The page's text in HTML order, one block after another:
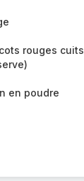
rouges cuits
en poudre